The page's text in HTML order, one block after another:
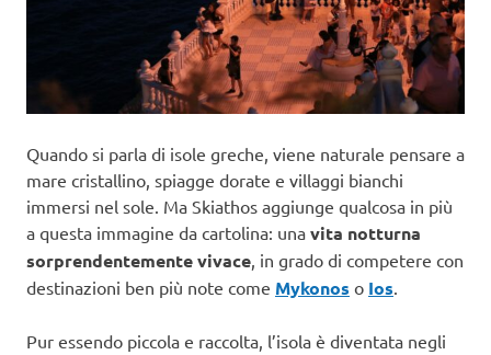
Quando si parla di isole greche, viene naturale pensare a
mare cristallino, spiagge dorate e villaggi bianchi
immersi nel sole. Ma Skiathos aggiunge qualcosa in più
a questa immagine da cartolina: una vita notturna
sorprendentemente vivace, in grado di competere con
destinazioni ben più note come Mykonos o Ios.
Pur essendo piccola e raccolta, l’isola è diventata negli